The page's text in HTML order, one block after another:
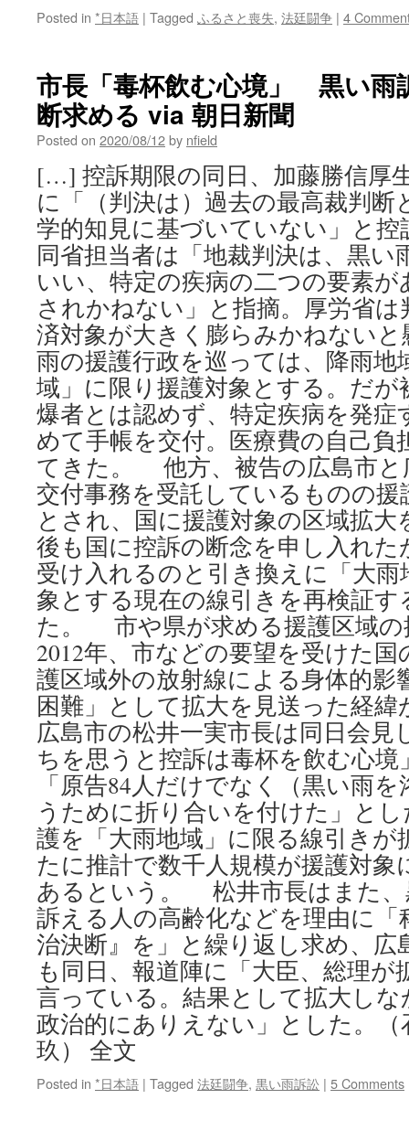
Posted in *日本語 | Tagged ふるさと喪失, 法廷闘争 | 4
市長「毒杯飲む心境」 黒い雨
断求める via 朝日新聞
Posted on 2020/08/12by nfield
[…] 控訴期限の同日、加藤勝信厚
に「（判決は）過去の最高裁判断
学的知見に基づいていない」と
同省担当者は「地裁判決は、黒い
いい、特定の疾病の二つの要素
されかねない」と指摘。厚労省
済対象が大きく膨らみかねない
雨の援護行政を巡っては、降雨地
域」に限り援護対象とする。だが
爆者とは認めず、特定疾病を発症
めて手帳を交付。医療費の自己
てきた。 他方、被告の広島市と
交付事務を受託しているものの
とされ、国に援護対象の区域拡
後も国に控訴の断念を申し入れた
受け入れるのと引き換えに「大
象とする現在の線引きを再検証
た。 市や県が求める援護区域の
2012年、市などの要望を受けた
護区域外の放射線による身体的影
困難」として拡大を見送った経
広島市の松井一実市長は同日会見
ちを思うと控訴は毒杯を飲む心
「原告84人だけでなく（黒い雨
うために折り合いを付けた」と
護を「大雨地域」に限る線引きが
たに推計で数千人規模が援護対象
あるという。 松井市長はまた、
訴える人の高齢化などを理由に「
治決断』を」と繰り返し求め、広
も同日、報道陣に「大臣、総理が
言っている。結果として拡大し
政治的にありえない」とした。（
玖） 全文
Posted in *日本語 | Tagged 法廷闘争, 黒い雨訴訟 | 5 Comments